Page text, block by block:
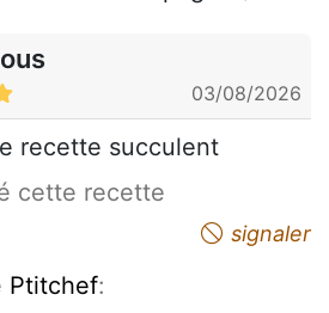
03/08/2026
recette succulent
cette recette
not appreciate signaler
Ptitchef: